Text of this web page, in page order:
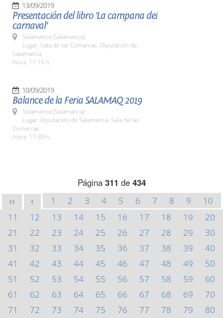
13/09/2019
Presentación del libro 'La campana del
carnaval'
Salamanca (Salamanca)
Lugar: Sala de las Comarcas. Diputación de
Salamanca
Hora: 11:15 h.
10/09/2019
Balance de la Feria SALAMAQ 2019
Salamanca (Salamanca)
Lugar: Diputación de Salamanca. Sala de las
Comarcas
Hora: 17:30 h.
Página 311 de 434
<< < 1 2 3 4 5 6 7 8 9
10
11
12 13 14 15 16 17 18 19
20
21
22 23 24 25 26 27 28 29
30
31
32 33 34 35 36 37 38 39
40
41
42 43 44 45 46 47 48 49
50
51
52 53 54 55 56 57 58 59
60
61
62 63 64 65 66 67 68 69
70
71
72 73 74 75 76 77 78 79
80